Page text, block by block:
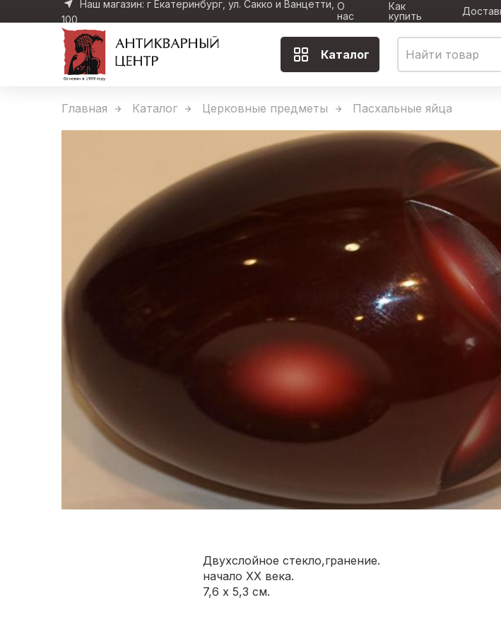
Наш магазин: г Екатеринбург, ул. Сакко и Ванцетти,
100
О
нас
Как
купить
Каталог
Главная Каталог Церковные предметы Пасхальные яйца
Двухслойное стекло,гранение.
начало ХХ века.
7,6 х 5,3 см.